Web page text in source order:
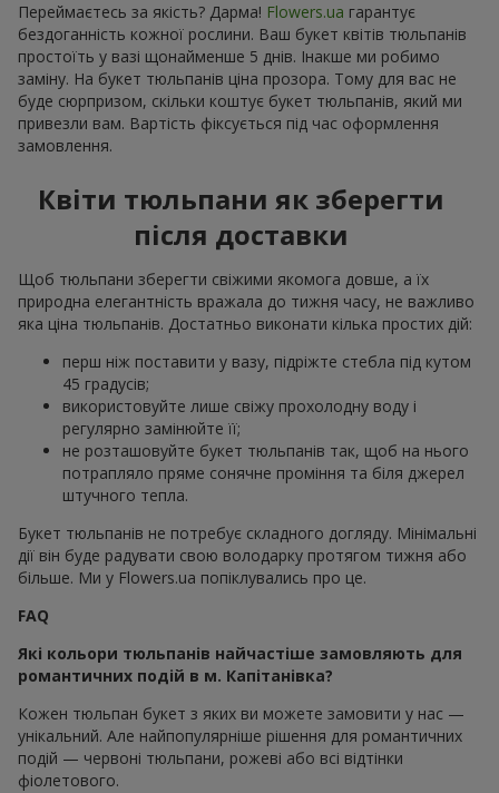
Переймаєтесь за якість? Дарма! Flowers.ua гарантує
бездоганність кожної рослини. Ваш букет квітів тюльпанів
простоїть у вазі щонайменше 5 днів. Інакше ми робимо
заміну. На букет тюльпанів ціна прозора. Тому для вас не
буде сюрпризом, скільки коштує букет тюльпанів, який ми
привезли вам. Вартість фіксується під час оформлення
замовлення.
Квіти тюльпани як зберегти
після доставки
Щоб тюльпани зберегти свіжими якомога довше, а їх
природна елегантність вражала до тижня часу, не важливо
яка ціна тюльпанів. Достатньо виконати кілька простих дій:
перш ніж поставити у вазу, підріжте стебла під кутом
45 градусів;
використовуйте лише свіжу прохолодну воду і
регулярно замінюйте її;
не розташовуйте букет тюльпанів так, щоб на нього
потрапляло пряме сонячне проміння та біля джерел
штучного тепла.
Букет тюльпанів не потребує складного догляду. Мінімальні
дії він буде радувати свою володарку протягом тижня або
більше. Ми у Flowers.ua попіклувались про це.
FAQ
Які кольори тюльпанів найчастіше замовляють для
романтичних подій в м. Капітанівка?
Кожен тюльпан букет з яких ви можете замовити у нас —
унікальний. Але найпопулярніше рішення для романтичних
подій — червоні тюльпани, рожеві або всі відтінки
фіолетового.